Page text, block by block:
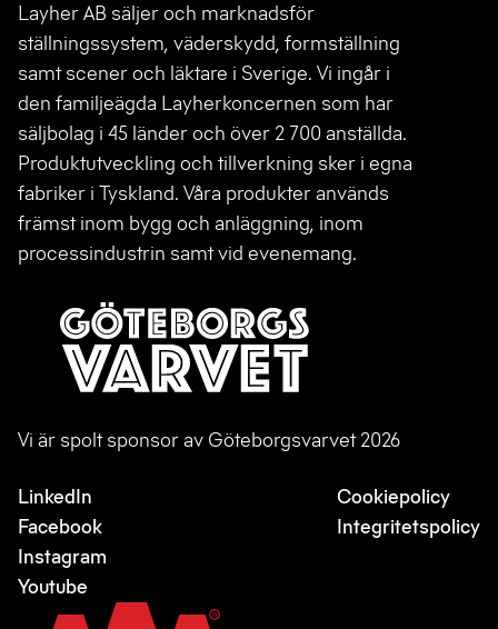
Layher AB säljer och marknadsför
ställningssystem, väderskydd, formställning
samt scener och läktare i Sverige. Vi ingår i
den familjeägda Layherkoncernen som har
säljbolag i 45 länder och över 2 700 anställda.
Produktutveckling och tillverkning sker i egna
fabriker i Tyskland. Våra produkter används
främst inom bygg och anläggning, inom
processindustrin samt vid evenemang.
Vi är spolt sponsor av Göteborgsvarvet 2026
LinkedIn
Facebook
Instagram
Youtube
Cookiepolicy
Integritetspolicy